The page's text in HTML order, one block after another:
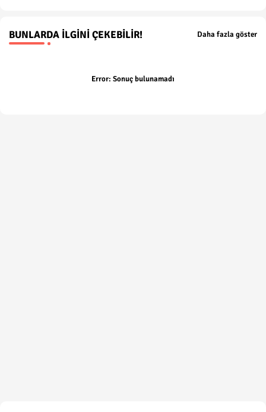
BUNLARDA İLGINI ÇEKEBILIR! Daha fazla göster
Error: Sonuç bulunamadı